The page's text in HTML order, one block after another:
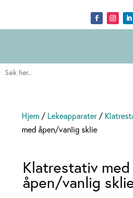
Search
for:
Hjem/ Lekeapparater/
med åpen/vanlig sklie
Klatrestativ med
åpen/vanlig